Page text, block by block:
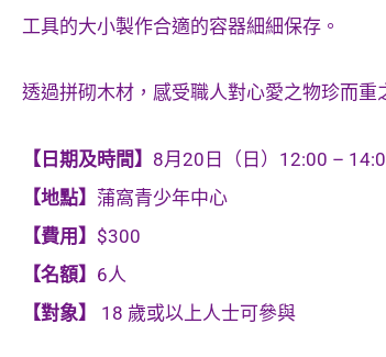
工具的大小製作合適的容器細細保存。
透過拼砌木材，感受職人對心愛之物珍而重
【日期及時間】 8月20日（日）12:00 –
【地點】 蒲窩青少年中心
【費用】 $300
【名額】 6人
【對象】
18 歲或以上人士可參與